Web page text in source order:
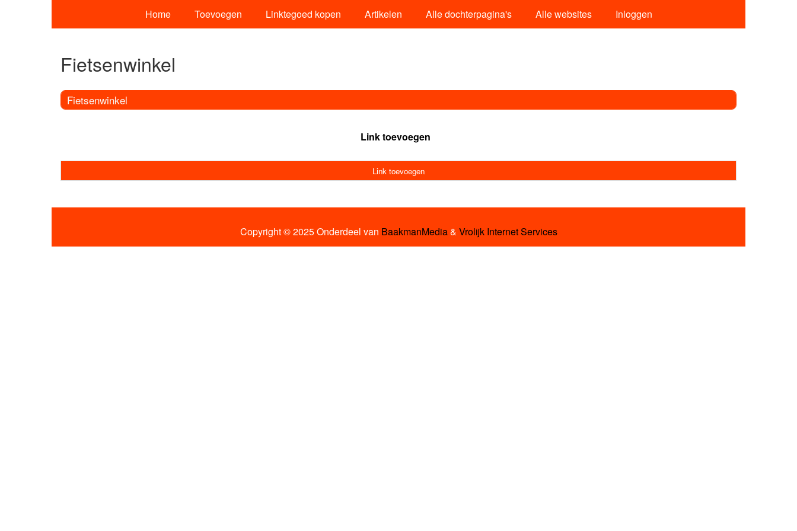
Home Toevoegen Linktegoed kopen Artikelen Alle dochterpagina's Alle websites Inloggen
Fietsenwinkel
Fietsenwinkel
Link toevoegen
Link toevoegen
Copyright © 2025 Onderdeel van BaakmanMedia& Vrolijk Internet Services